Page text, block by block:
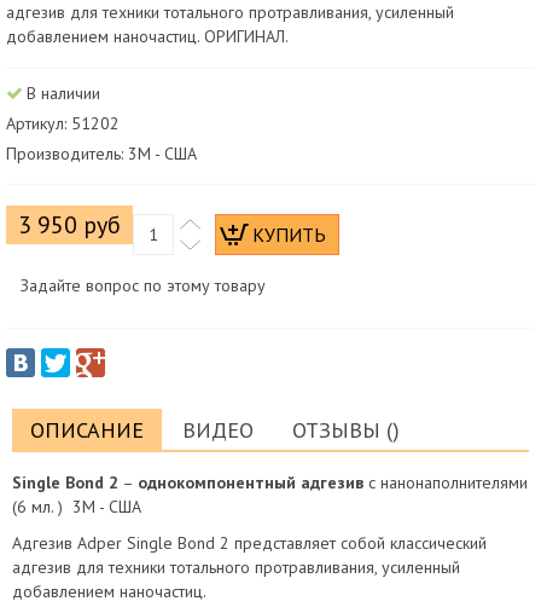
адгезив для техники тотального протравливания, усиленный
добавлением наночастиц. ОРИГИНАЛ.
В наличии
Артикул: 51202
Производитель: 3М - США
3 950 руб
Задайте вопрос по этому товару
ОПИСАНИЕ ВИДЕО ОТЗЫВЫ ()
Single Bond 2 – однокомпонентный адгезив с нанонаполнителями
(6 мл. ) 3М - США
Адгезив Adper Single Bond 2 представляет собой классический
адгезив для техники тотального протравливания, усиленный
добавлением наночастиц.